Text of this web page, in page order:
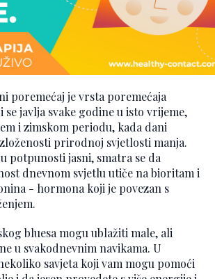
poremećaj je vrsta poremećaja
se javlja svake godine u isto vrijeme,
i zimskom periodu, kada dani
prirodnoj svjetlosti manja.
potpunosti jasni, smatra se da
dnevnom svjetlu utiče na bioritam i
- hormona koji je povezan s
bluesa mogu ublažiti male, ali
u svakodnevnim navikama. U
savjeta koji vam mogu pomoći